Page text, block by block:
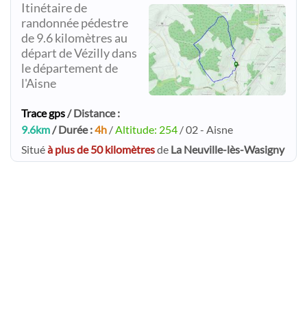
Itinétaire de
randonnée pédestre
de 9.6 kilomètres au
départ de Vézilly dans
le département de
l'Aisne
Trace gps/ Distance :
9.6km/ Durée :4h /Altitude: 254 / 02 - Aisne
Situéà plus de 50 kilomètresde La Neuville-lès-Wasigny